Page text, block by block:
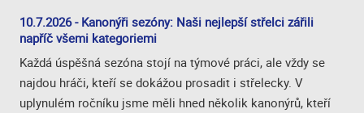
10.7.2026 - Kanonýři sezóny: Naši nejlepší střelci zářili
napříč všemi kategoriemi
Každá úspěšná sezóna stojí na týmové práci, ale vždy se
najdou hráči, kteří se dokážou prosadit i střelecky. V
uplynulém ročníku jsme měli hned několik kanonýrů, kteří